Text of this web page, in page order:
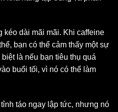
kéo dài mãi mãi. Khi caffeine
bạn có thể cảm thấy một sự
là nếu bạn tiêu thụ quá
buổi tối, vì nó có thể làm
táo ngay lập tức, nhưng nó